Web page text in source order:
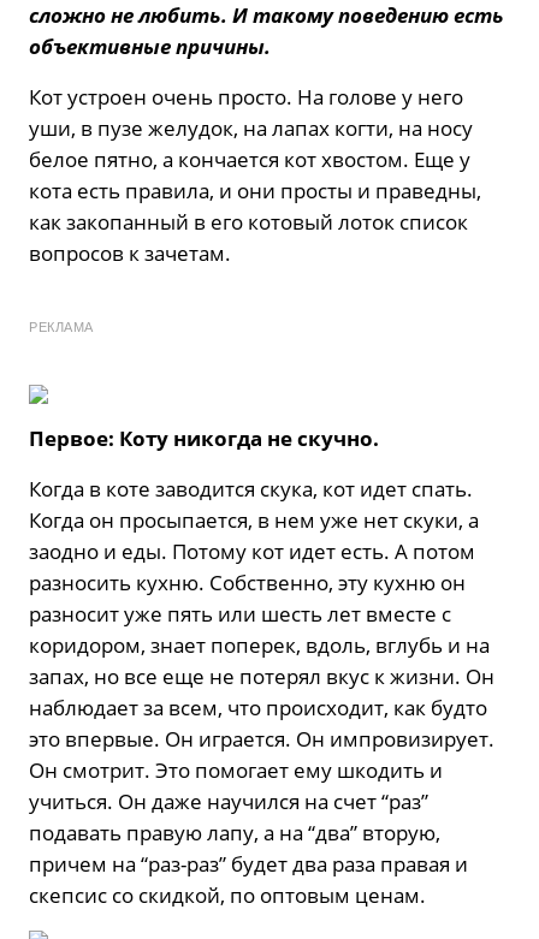
сложно не любить. И такому поведению есть
объективные причины.
Кот устроен очень просто. На голове у него
уши, в пузе желудок, на лапах когти, на носу
белое пятно, а кончается кот хвостом. Еще у
кота есть правила, и они просты и праведны,
как закопанный в его котовый лоток список
вопросов к зачетам.
РЕКЛАМА
Первое: Коту никогда не скучно.
Когда в коте заводится скука, кот идет спать.
Когда он просыпается, в нем уже нет скуки, а
заодно и еды. Потому кот идет есть. А потом
разносить кухню. Собственно, эту кухню он
разносит уже пять или шесть лет вместе с
коридором, знает поперек, вдоль, вглубь и на
запах, но все еще не потерял вкус к жизни. Он
наблюдает за всем, что происходит, как будто
это впервые. Он играется. Он импровизирует.
Он смотрит. Это помогает ему шкодить и
учиться. Он даже научился на счет “раз”
подавать правую лапу, а на “два” вторую,
причем на “раз-раз” будет два раза правая и
скепсис со скидкой, по оптовым ценам.